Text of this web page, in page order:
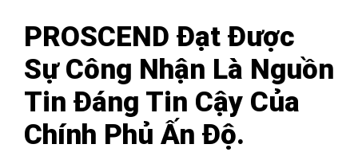
PROSCEND Đạt Được
Sự Công Nhận Là Nguồn
Tin Đáng Tin Cậy Của
Chính Phủ Ấn Độ.